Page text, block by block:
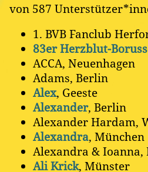
von 587
1. BVB Fanclub
83er Herzblut-
ACCA, Neuenhagen
Adams, Berlin
Alex, Geeste
Alexander, Berlin
Alexander Hardam,
Alexandra, München
Alexandra & Ioanna,
Ali Krick, Münster